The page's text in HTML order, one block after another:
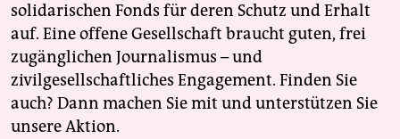
solidarischen Fonds für deren Schutz und Erhalt
auf. Eine offene Gesellschaft braucht guten, frei
zugänglichen Journalismus – und
zivilgesellschaftliches Engagement. Finden Sie
auch? Dann machen Sie mit und unterstützen Sie
unsere Aktion.